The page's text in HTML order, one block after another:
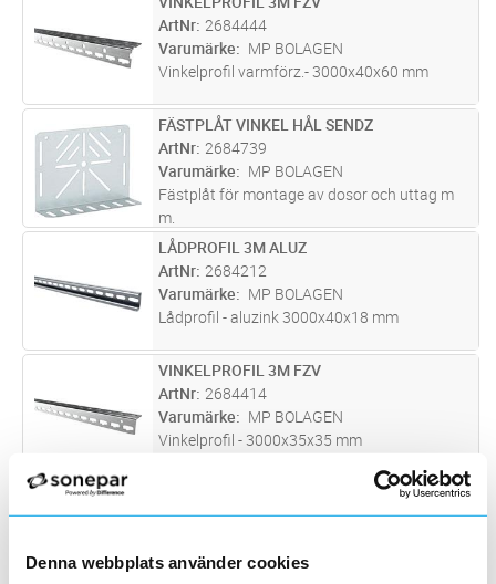
Denna webbplats använder cookies
ST Lägg i kundvagn
ArtNr 2684444
Varumärke
MP BOLAGEN
Vinkelprofil varmförz.- 3000x40x60 mm
ST Lägg i kundvagn
FÄSTPLÅT VINKEL HÅL SENDZ
ArtNr 2684739
Varumärke
MP BOLAGEN
Fästplåt för montage av dosor och uttag m
m.
ST Lägg i kundvagn
LÅDPROFIL 3M ALUZ
ArtNr 2684212
Varumärke
MP BOLAGEN
Lådprofil - aluzink 3000x40x18 mm
ST Lägg i kundvagn
VINKELPROFIL 3M FZV
ArtNr 2684414
Varumärke
MP BOLAGEN
Vinkelprofil - 3000x35x35 mm
ArtNr 2684259
Vägg/golvfäste